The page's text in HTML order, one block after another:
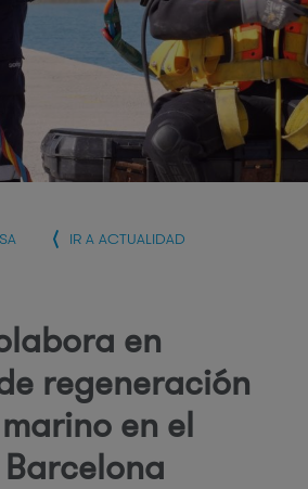
IR A ACTUALIDAD
en
regeneración
en el